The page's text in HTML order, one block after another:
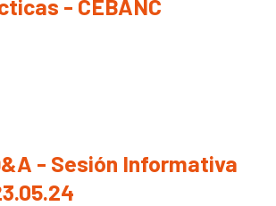
- CEBANC
- Sesión Informativa